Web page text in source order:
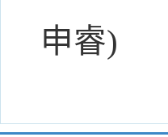
申睿)